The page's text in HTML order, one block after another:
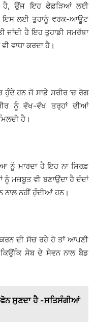
ਹੈ, ਉਂਜ ਇਹ ਫੇਫ਼ੜਿਆਂ ਲਈ
ਇਸ ਲਈ ਤੁਹਾਨੂੰ ਵਰਕ-ਆਊਟ
ਜਾਂਦੀ ਹੈ ਇਹ ਤੁਹਾਡੀ ਸਮਰੱਥਾ
ਵਾਧਾ ਕਰਦਾ ਹੈ।
ਹੁੰਦੇ ਹਨ ਜੋ ਸਾਡੇ ਸਰੀਰ ’ਚ ਰੋਗ
ਨੂੰ ਵੱਖ-ਵੱਖ ਤਰ੍ਹਾਂ ਦੀਆਂ
ਹੈ।
ਨੂੰ ਮਾਰਦਾ ਹੈ ਇਹ ਨਾ ਸਿਰਫ਼
ਮਜ਼ਬੂਤ ਵੀ ਬਣਾਉਂਦਾ ਹੈ ਦੰਦਾਂ
ਨਹੀਂ ਹੁੰਦੀਆਂ ਹਨ।
ਦੀ ਸੋਚ ਰਹੇ ਹੋ ਤਾਂ ਆਪਣੀ
ਸੇਬ ਦੇ ਸੇਵਨ ਨਾਲ ਬੈਡ
ਸੁਣਦਾ ਹੈ -ਸਤਿਸੰਗੀਆਂ